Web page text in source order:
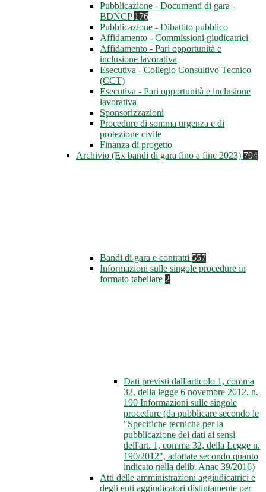
Pubblicazione - Documenti di gara -
BDNCP 176
Pubblicazione - Dibattito pubblico
Affidamento - Commissioni giudicatrici
Affidamento - Pari opportunità e
inclusione lavorativa
Esecutiva - Collegio Consultivo Tecnico
(CCT)
Esecutiva - Pari opportunità e inclusione
lavorativa
Sponsorizzazioni
Procedure di somma urgenza e di
protezione civile
Finanza di progetto
Archivio (Ex bandi di gara fino a fine 2023) 794
Bandi di gara e contratti 557
Informazioni sulle singole procedure in
formato tabellare 2
Dati previsti dall'articolo 1, comma
32, della legge 6 novembre 2012, n.
190 Informazioni sulle singole
procedure (da pubblicare secondo le
"Specifiche tecniche per la
pubblicazione dei dati ai sensi
dell'art. 1, comma 32, della Legge n.
190/2012", adottate secondo quanto
indicato nella delib. Anac 39/2016)
Atti delle amministrazioni aggiudicatrici e
degli enti aggiudicatori distintamente per